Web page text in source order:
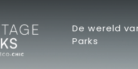
De wereld
Parks